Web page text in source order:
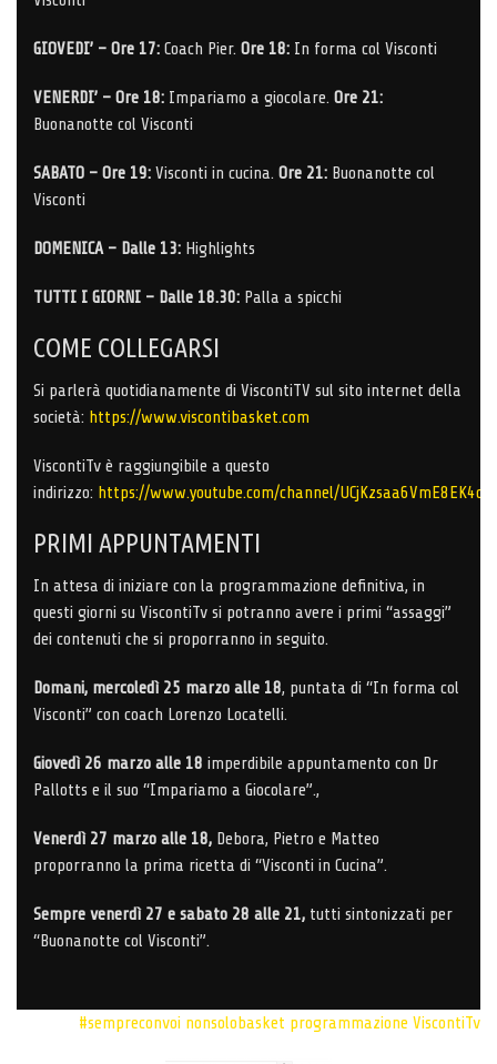
GIOVEDI’ – Ore 17: Coach Pier. Ore 18: In forma col Visconti
VENERDI’ – Ore 18: Impariamo a giocolare. Ore 21:
Buonanotte col Visconti
SABATO – Ore 19: Visconti in cucina. Ore 21: Buonanotte col
Visconti
DOMENICA – Dalle 13: Highlights
TUTTI I GIORNI – Dalle 18.30: Palla a spicchi
COME COLLEGARSI
Si parlerà quotidianamente di ViscontiTV sul sito internet della
società: https://www.viscontibasket.com
ViscontiTv è raggiungibile a questo
indirizzo: https://www.youtube.com/channel/
PRIMI APPUNTAMENTI
In attesa di iniziare con la programmazione definitiva, in
questi giorni su ViscontiTv si potranno avere i primi “assaggi”
dei contenuti che si proporranno in seguito.
Domani, mercoledì 25 marzo alle 18, puntata di “In forma col
Visconti” con coach Lorenzo Locatelli.
Giovedì 26 marzo alle 18 imperdibile appuntamento con Dr
Pallotts e il suo “Impariamo a Giocolare”.,
Venerdì 27 marzo alle 18, Debora, Pietro e Matteo
proporranno la prima ricetta di “Visconti in Cucina”.
Sempre venerdì 27 e sabato 28 alle 21, tutti sintonizzati per
“Buonanotte col Visconti”.
#sempreconvoi nonsolobasket programmazione ViscontiTv